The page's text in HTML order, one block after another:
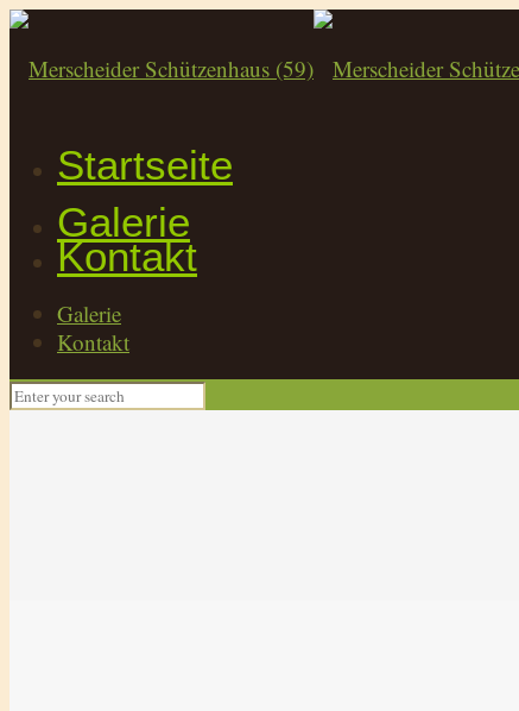
Startseite
Galerie
Kontakt
Galerie
Kontakt